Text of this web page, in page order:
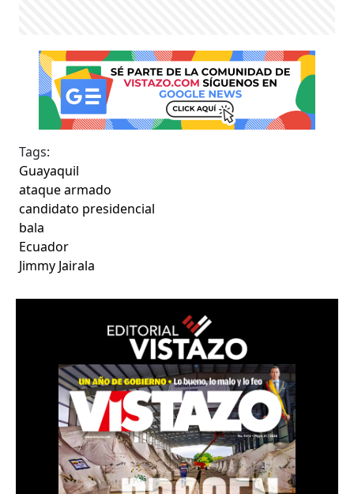
Tags:
Guayaquil
ataque armado
candidato presidencial
bala
Ecuador
Jimmy Jairala